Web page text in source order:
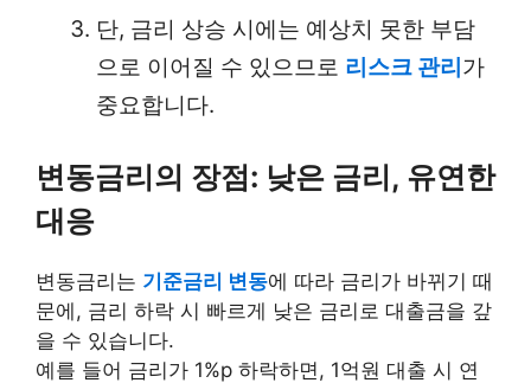
단, 금리 상승 시에는 예상치 못한 부담
으로 이어질 수 있으므로 리스크 관리 가
중요합니다.
변동금리의 장점: 낮은 금리, 유연한
대응
변동금리는 기준금리 변동에 따라 금리가 바뀌기 때
문에, 금리 하락 시 빠르게 낮은 금리로 대출금을 갚
을 수 있습니다.
예를 들어 금리가 1%p 하락하면, 1억원 대출 시 연